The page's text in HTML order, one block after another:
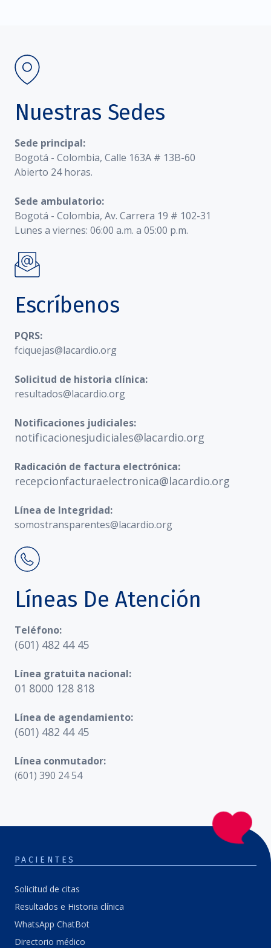
Nuestras Sedes
Sede principal:
Bogotá - Colombia, Calle 163A # 13B-60
Abierto 24 horas.
Sede ambulatorio:
Bogotá - Colombia, Av. Carrera 19 # 102-31
Lunes a viernes: 06:00 a.m. a 05:00 p.m.
Escríbenos
PQRS:
fciquejas@lacardio.org
Solicitud de historia clínica:
resultados@lacardio.org
Notificaciones judiciales:
notificacionesjudiciales@lacardio.org
Radicación de factura electrónica:
recepcionfacturaelectronica@lacardio.org
Línea de Integridad:
somostransparentes@lacardio.org
Líneas De Atención
Teléfono:
(601) 482 44 45
Línea gratuita nacional:
01 8000 128 818
Línea de agendamiento:
(601) 482 44 45
Línea conmutador:
(601) 390 24 54
PACIENTES
Solicitud de citas
Resultados e Historia clínica
WhatsApp ChatBot
Directorio médico